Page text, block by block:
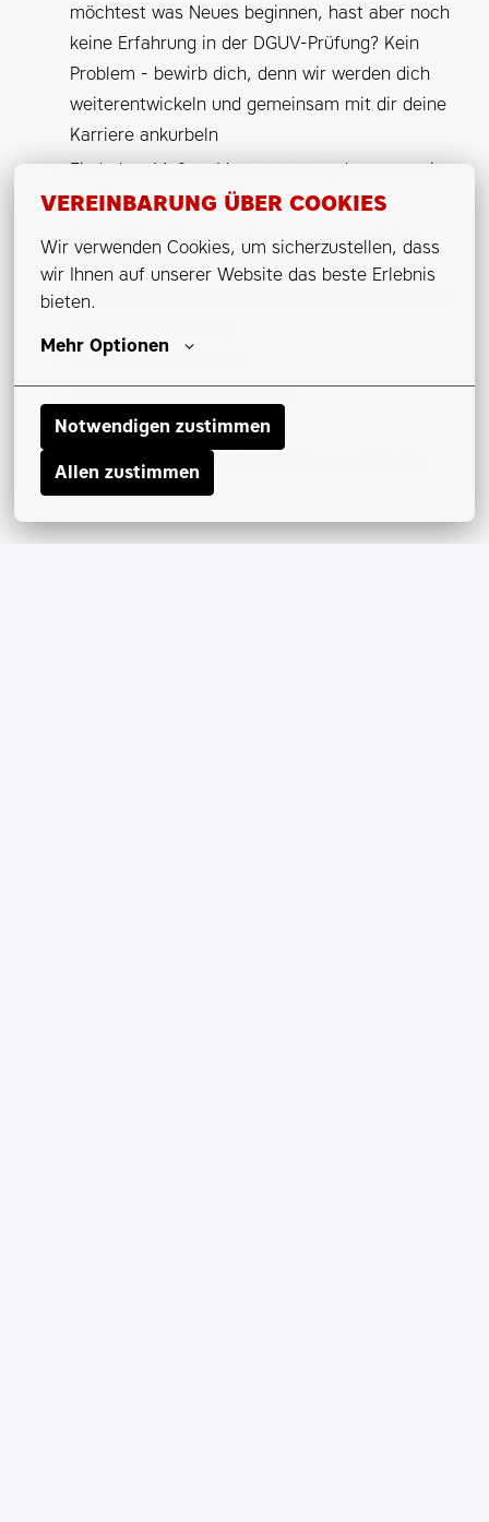
VEREINBARUNG ÜBER COOKIES
Wir verwenden Cookies, um sicherzustellen, dass
wir Ihnen auf unserer Website das beste Erlebnis
bieten.
Mehr Optionen
Notwendigen zustimmen
Allen zustimmen
möchtest was Neues beginnen, hast aber noch
keine Erfahrung in der DGUV-Prüfung? Kein
Problem - bewirb dich, denn wir werden dich
weiterentwickeln und gemeinsam mit dir deine
Karriere ankurbeln
Ein hohes Maß an Verantwortungsbewusstsein
und Selbstorganisation
Freundliche Umgangsformen, gegenseitige
Wertschätzung, Zuverlässigkeit und
Verbindlichkeit sowie eine ausgeprägte Kunden-
Führerschein Klasse B
Hotelübernachtungen
Gute Deutschkenntnisse in Wort und Schrift